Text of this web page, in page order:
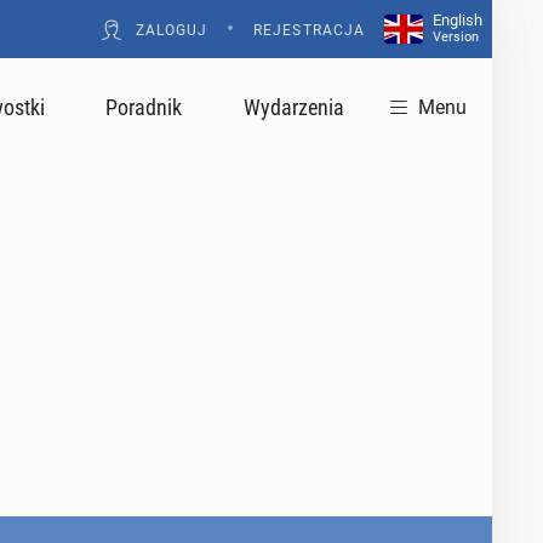
ZALOGUJ • REJESTRACJA
English
Version
Poradnik Wydarzenia Menu